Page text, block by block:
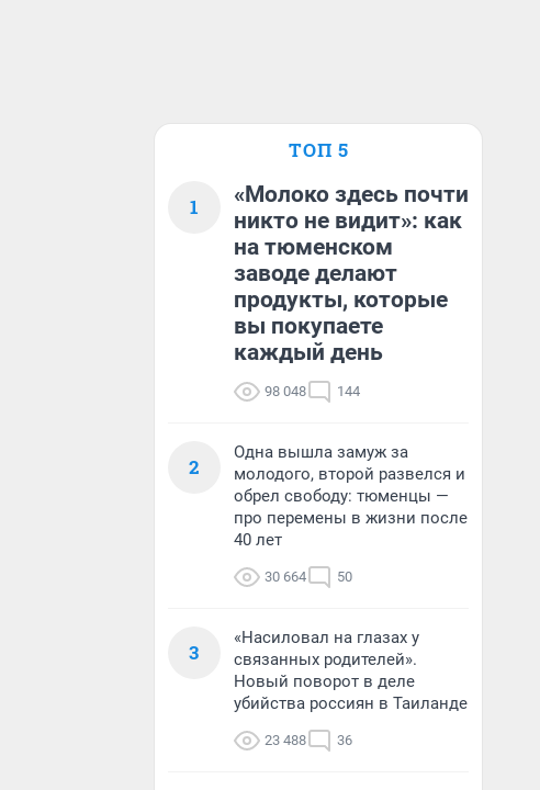
ТОП 5
1
«Молоко здесь почти
никто не видит»: как
на тюменском
заводе делают
продукты, которые
вы покупаете
каждый день
98 048 144
2
Одна вышла замуж за
молодого, второй развелся и
обрел свободу: тюменцы —
про перемены в жизни после
40 лет
30 664 50
3
«Насиловал на глазах у
связанных родителей».
Новый поворот в деле
убийства россиян в Таиланде
23 488 36